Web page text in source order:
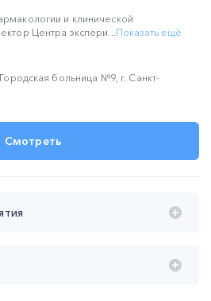
и клинической
Центра экспери...Показать ещё
больница №9, г. Санкт-
Смотреть